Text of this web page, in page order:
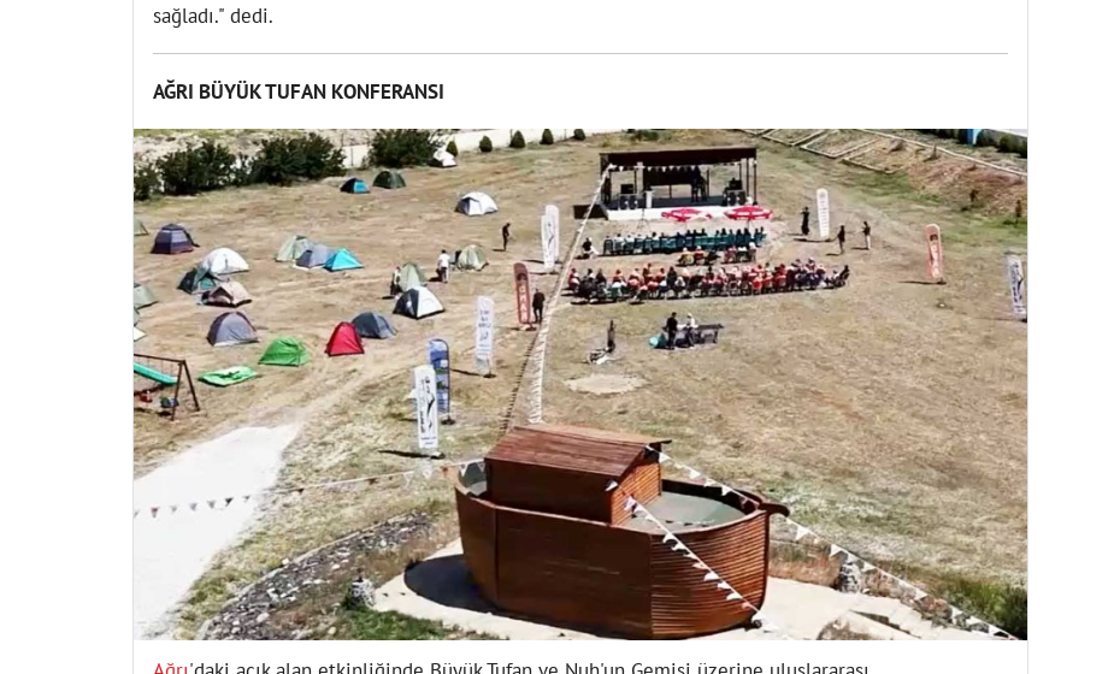
sağladı." dedi.
AĞRI BÜYÜK TUFAN KONFERANSI